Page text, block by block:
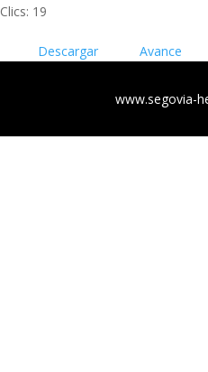
Clics: 19
Descargar Avance
www.segovia-